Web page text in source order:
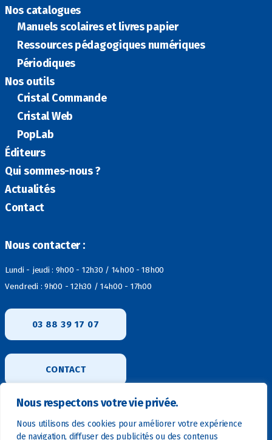
Nous respectons votre vie privée.
Nous utilisons des cookies pour améliorer votre expérience
de navigation, diffuser des publicités ou des contenus
Nos catalogues
Manuels scolaires et livres papier
Ressources pédagogiques numériques
Périodiques
Nos outils
Cristal Commande
Cristal Web
PopLab
Éditeurs
Qui sommes-nous ?
Actualités
Contact
Nous contacter :
Lundi - jeudi : 9h00 - 12h30 / 14h00 - 18h00
Vendredi : 9h00 - 12h30 / 14h00 - 17h00
03 88 39 17 07
CONTACT